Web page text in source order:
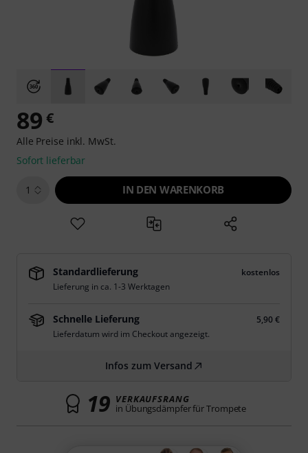
89 €
Alle Preise inkl. MwSt.
Sofort lieferbar
1 IN DEN WARENKORB
Standardlieferung
kostenlos
Lieferung in ca. 1-3 Werktagen
Schnelle Lieferung
5,90 €
Lieferdatum wird im Checkout angezeigt.
Infos zum Versand
19 VERKAUFSRANG
in Übungsdämpfer für Trompete